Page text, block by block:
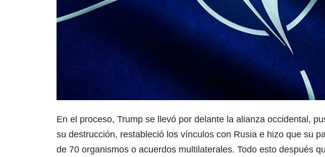
En el proceso, Trump se llevó por delante la alianza occidental,
su destrucción, restableció los vínculos con Rusia e hizo que su
de 70 organismos o acuerdos multilaterales. Todo esto después